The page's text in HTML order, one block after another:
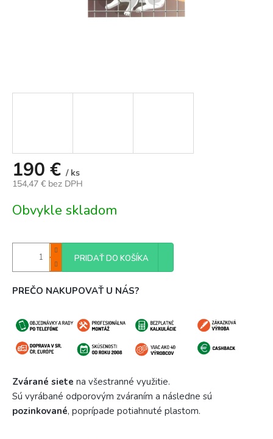
190 € / ks
154,47 € bez DPH
cena:
Obvykle skladom
PRIDAŤ DO KOŠÍKA
PREČO NAKUPOVAŤ U NÁS?
Zvárané siete na všestranné využitie.
Sú vyrábané odporovým zváraním a následne sú
pozinkované, poprípade potiahnuté plastom.